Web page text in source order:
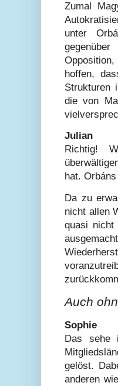
Zumal
unter
hoffen,
Strukturen
die von
Julian
Richtig!
hat.
Da zu
nicht allen
quasi nicht
Auch
Sophie
Das sehe
gelöst.
anderen